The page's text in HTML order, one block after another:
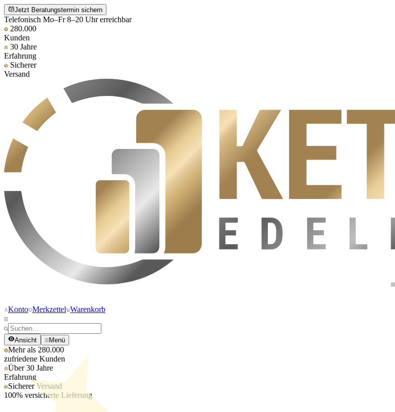
Jetzt Beratungstermin sichern
Telefonisch Mo–Fr 8–20 Uhr erreichbar
280.000
Kunden
30 Jahre
Erfahrung
Sicherer
Versand
Konto Merkzettel Warenkorb
Ansicht Menü
Mehr als 280.000
zufriedene Kunden
Über 30 Jahre
Erfahrung
Sicherer Versand
100% versicherte Lieferung